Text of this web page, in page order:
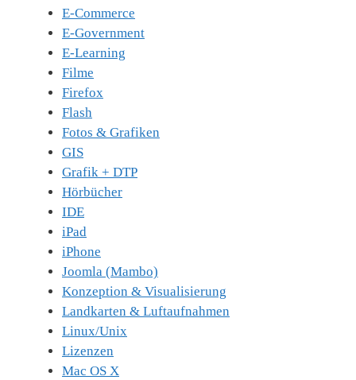
E-Commerce
E-Government
E-Learning
Filme
Firefox
Flash
Fotos & Grafiken
GIS
Grafik + DTP
Hörbücher
IDE
iPad
iPhone
Joomla (Mambo)
Konzeption & Visualisierung
Landkarten & Luftaufnahmen
Linux/Unix
Lizenzen
Mac OS X